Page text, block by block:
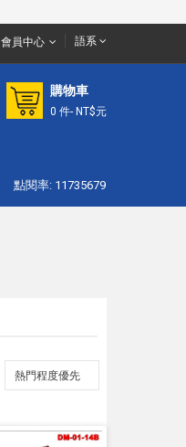
會員中心 語系
購物車
0 件- NT$元
點閱率: 11735679